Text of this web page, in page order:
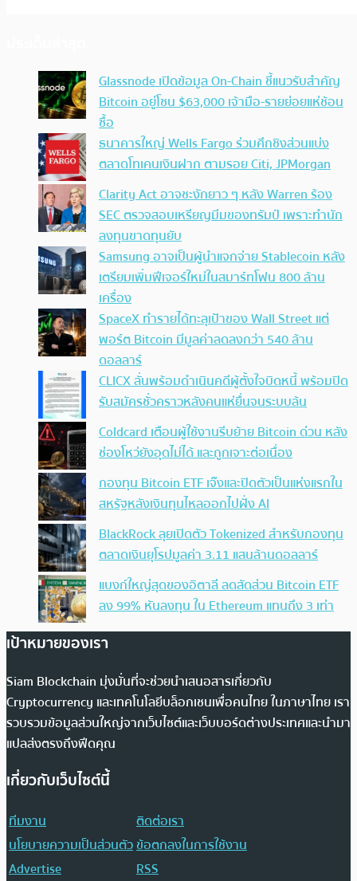
Glassnode เปิดข้อมูล On-Chain ชี้แนวรับสำคัญ
Bitcoin อยู่โซน $63,000 เจ้ามือ-รายย่อยแห่ช้อน
ซื้อ
ธนาคารใหญ่ Wells Fargo ร่วมศึกชิงส่วนแบ่ง
ตลาดโทเคนเงินฝาก ตามรอย Citi, JPMorgan
Clarity Act อาจชะงักยาว ๆ หลัง Warren ร้อง
SEC ตรวจสอบเหรียญมีมของทรัมป์ เพราะทำนัก
ลงทุนขาดทุนยับ
Samsung อาจเป็นผู้นำแจกจ่าย Stablecoin หลัง
เตรียมเพิ่มฟีเจอร์ใหม่ในสมาร์ทโฟน 800 ล้าน
เครื่อง
SpaceX ทำรายได้ทะลุเป้าของ Wall Street แต่
พอร์ต Bitcoin มีมูลค่าลดลงกว่า 540 ล้าน
ดอลลาร์
CLICX ลั่นพร้อมดำเนินคดีผู้ตั้งใจบิดหนี้ พร้อมปิด
รับสมัครชั่วคราวหลังคนแห่ยื่นจนระบบล้น
Coldcard เตือนผู้ใช้งานรีบย้าย Bitcoin ด่วน หลัง
ช่องโหว่ยังอุดไม่ได้ และถูกเจาะต่อเนื่อง
กองทุน Bitcoin ETF เจ๊งและปิดตัวเป็นแห่งแรกใน
สหรัฐหลังเงินทุนไหลออกไปฝั่ง AI
BlackRock ลุยเปิดตัว Tokenized สำหรับกองทุน
ตลาดเงินยุโรปมูลค่า 3.11 แสนล้านดอลลาร์
แบงก์ใหญ่สุดของอิตาลี ลดสัดส่วน Bitcoin ETF
ลง 99% หันลงทุน ใน Ethereum แทนถึง 3 เท่า
เป้าหมายของเรา
Siam Blockchain มุ่งมั่นที่จะช่วยนำเสนอสารเกี่ยวกับ
Cryptocurrency และเทคโนโลยีบล็อกเชนเพื่อคนไทย ในภาษาไทย เรา
รวบรวมข้อมูลส่วนใหญ่จากเว็บไซต์และเว็บบอร์ดต่างประเทศและนำมา
แปลส่งตรงถึงฟีดคุณ
เกี่ยวกับเว็บไซต์นี้
ทีมงาน
ติดต่อเรา
นโยบายความเป็นส่วนตัวข้อตกลงในการใช้งาน
Advertise
RSS